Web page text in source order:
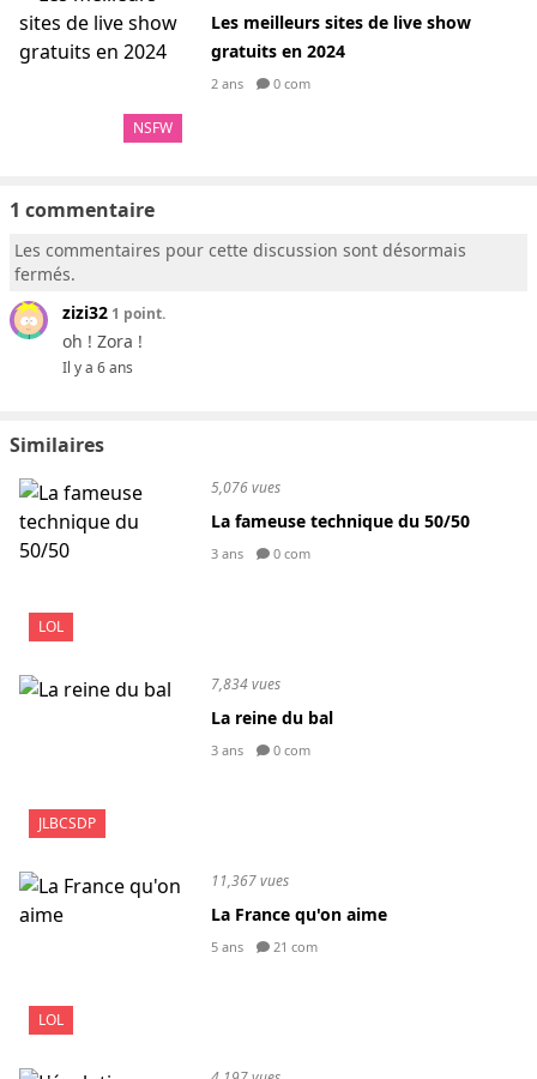
NSFW
Les meilleurs sites de live show
gratuits en 2024
2 ans 0 com
1 commentaire
Les commentaires pour cette discussion sont désormais
fermés.
zizi32 1 point.
oh ! Zora !
Il y a 6 ans
Similaires
LOL
5,076 vues
La fameuse technique du 50/50
3 ans 0 com
JLBCSDP
7,834 vues
La reine du bal
3 ans 0 com
LOL
11,367 vues
La France qu'on aime
5 ans 21 com